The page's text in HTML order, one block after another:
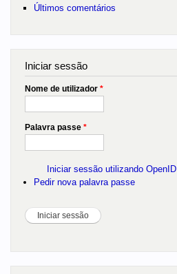
Últimos comentários
Iniciar sessão
Nome de utilizador *
Palavra passe *
Iniciar sessão utilizando OpenID
Pedir nova palavra passe